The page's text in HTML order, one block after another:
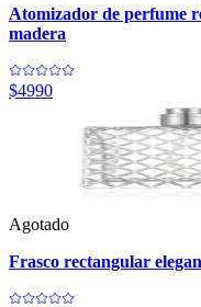
Atomizador de perfume
madera
$4990
Agotado
Frasco rectangular